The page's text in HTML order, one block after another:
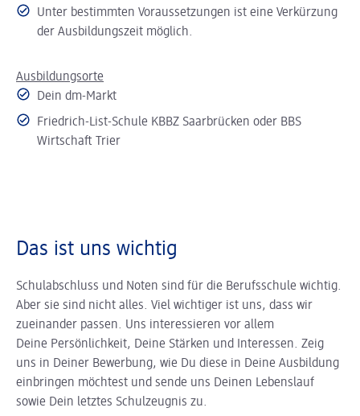
Unter bestimmten Voraussetzungen ist eine Verkürzung
der Ausbildungszeit möglich.
Ausbildungsorte
Dein dm-Markt
Friedrich-List-Schule KBBZ Saarbrücken oder BBS
Wirtschaft Trier
Das ist uns wichtig
Schulabschluss und Noten sind für die Berufsschule wichtig.
Aber sie sind nicht alles. Viel wichtiger ist uns, dass wir
zueinander passen. Uns interessieren vor allem
Deine Persönlichkeit, Deine Stärken und Interessen. Zeig
uns in Deiner Bewerbung, wie Du diese in Deine Ausbildung
einbringen möchtest und sende uns Deinen Lebenslauf
sowie Dein letztes Schulzeugnis zu.